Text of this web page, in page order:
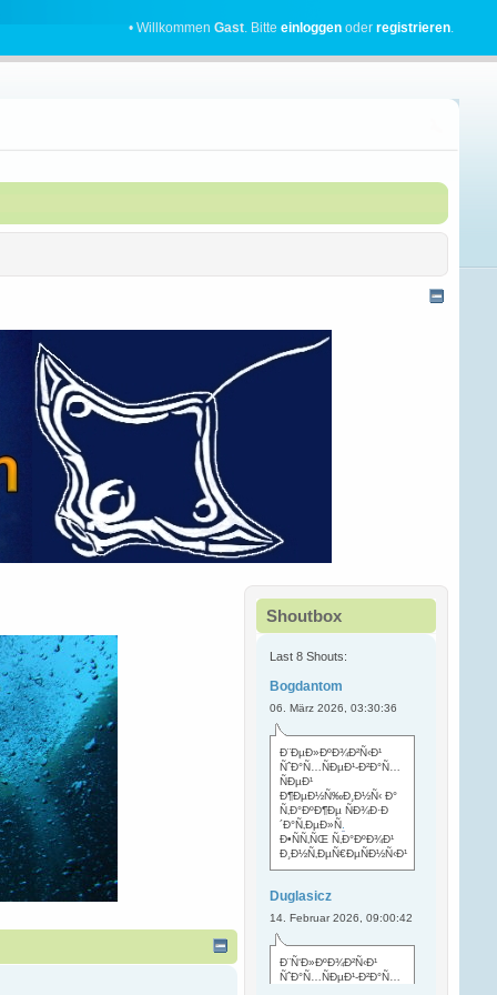
• WillkommenGast. Bitteeinloggen oderregistrieren.
Shoutbox
Last 8 Shouts:
Bogdantom
06. März 2026, 03:30:36
Ð¨ÐµÐ»ÐºÐ¾Ð²Ñ‹Ð¹
ÑˆÐ°Ñ…ÑÐµÐ¹-Ð²Ð°Ñ…
ÑÐµÐ¹
Ð¶ÐµÐ½Ñ‰Ð¸Ð½Ñ‹ Ð°
Ñ‚Ð°ÐºÐ¶Ðµ ÑÐ¾Ð·Ð
´Ð°Ñ‚ÐµÐ»Ñ.
Ð•ÑÑ‚ÑŒ Ñ‚Ð°ÐºÐ¾Ð¹
Ð¸Ð½Ñ‚ÐµÑ€ÐµÑÐ½Ñ‹Ð¹
Duglasicz
14. Februar 2026, 09:00:42
Ð¨Ñ‘Ð»ÐºÐ¾Ð²Ñ‹Ð¹
ÑˆÐ°Ñ…ÑÐµÐ¹-Ð²Ð°Ñ…